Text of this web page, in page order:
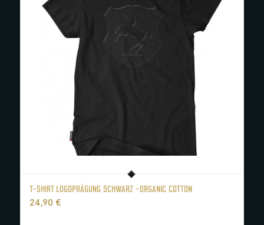
T-SHIRT LOGOPRÄGUNG SCHWARZ -ORGANIC COTTON
24,90 €